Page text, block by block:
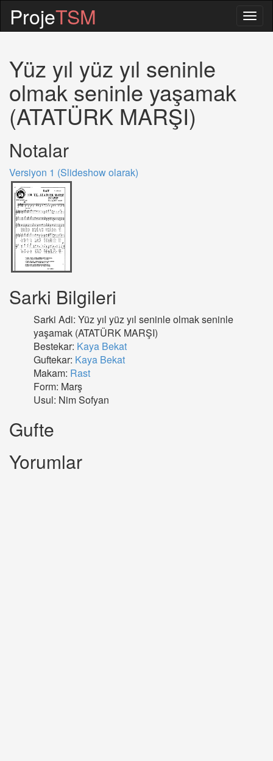
ProjeTSM
Yüz yıl yüz yıl seninle
olmak seninle yaşamak
(ATATÜRK MARŞI)
Notalar
Versiyon 1 (Slideshow olarak)
Sarki Bilgileri
Sarki Adi: Yüz yıl yüz yıl seninle olmak seninle
yaşamak (ATATÜRK MARŞI)
Bestekar: Kaya Bekat
Guftekar: Kaya Bekat
Makam: Rast
Form: Marş
Usul: Nim Sofyan
Gufte
Yorumlar